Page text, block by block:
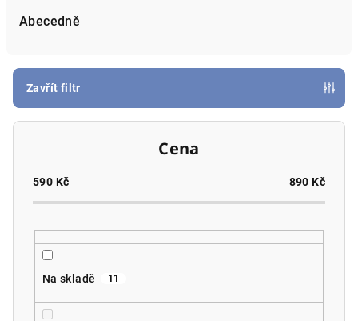
r
o
Abecedně
Zavřít filtr
Cena
590 Kč 890 Kč
Na skladě 11